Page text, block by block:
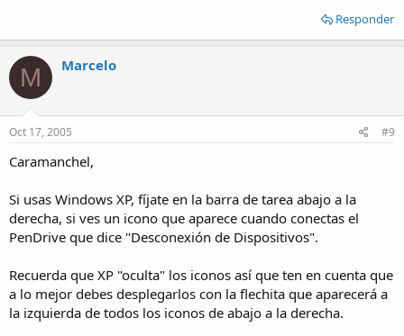
Responder
M Marcelo
Oct 17, 2005 #9
Caramanchel,
Si usas Windows XP, fíjate en la barra de tarea abajo a la
derecha, si ves un icono que aparece cuando conectas el
PenDrive que dice "Desconexión de Dispositivos".
Recuerda que XP "oculta" los iconos así que ten en cuenta que
a lo mejor debes desplegarlos con la flechita que aparecerá a
la izquierda de todos los iconos de abajo a la derecha.